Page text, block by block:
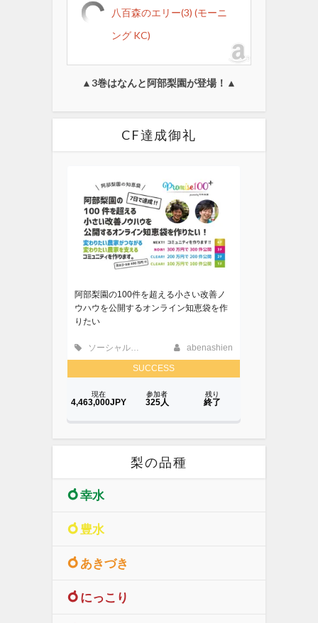
八百森のエリー(3) (モーニ
ング KC)
▲3巻はなんと阿部梨園が登場！▲
CF達成御礼
梨の品種
幸水
豊水
あきづき
にっこり